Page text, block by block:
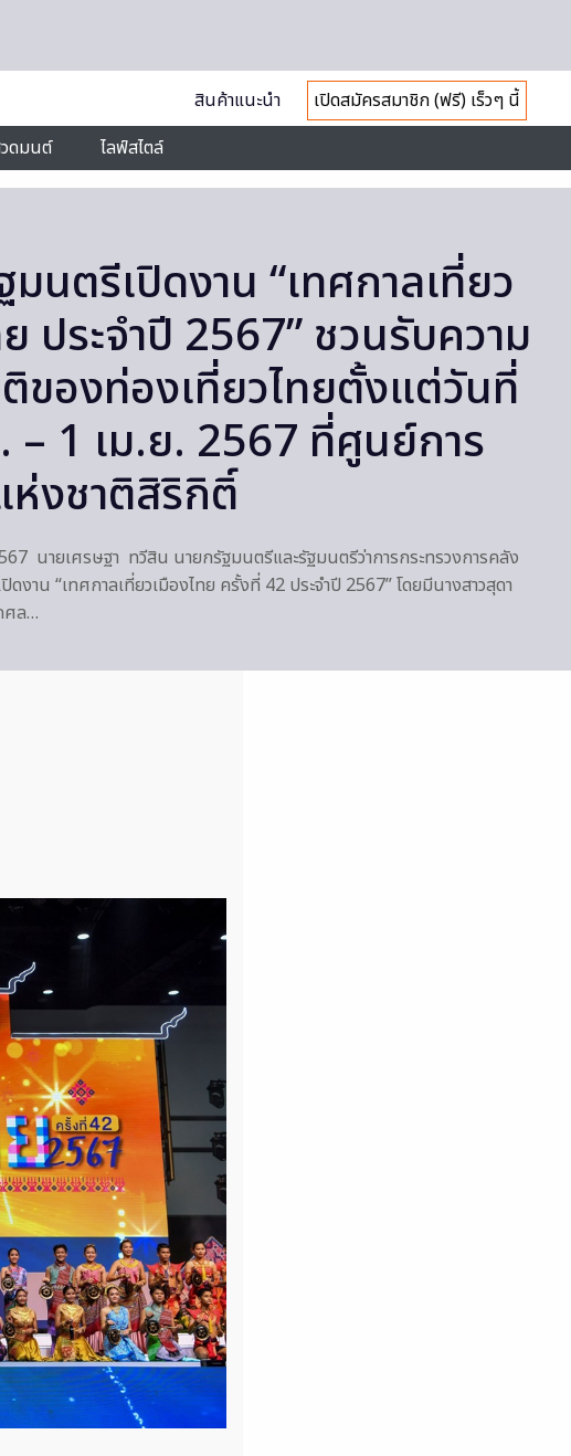
สินค้าแนะนำ
เปิดสมัครสมาชิก (ฟรี) เร็วๆ นี้
ดมนต์ ไลฟ์สไตล์
นตรีเปิดงาน “เทศกาลเที่ยว
ประจำปี 2567” ชวนรับความ
ของท่องเที่ยวไทยตั้งแต่วันที่
– 1 เม.ย. 2567 ที่ศูนย์การ
ห่งชาติสิริกิติ์
นายเศรษฐา ทวีสิน นายกรัฐมนตรีและรัฐมนตรีว่าการกระทรวงการคลัง
ดงาน “เทศกาลเที่ยวเมืองไทย ครั้งที่ 42 ประจำปี 2567” โดยมีนางสาวสุดา
ศล…